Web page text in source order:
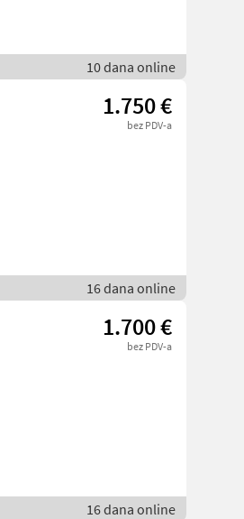
10 dana online
1.750 €
bez PDV-a
16 dana online
1.700 €
bez PDV-a
16 dana online